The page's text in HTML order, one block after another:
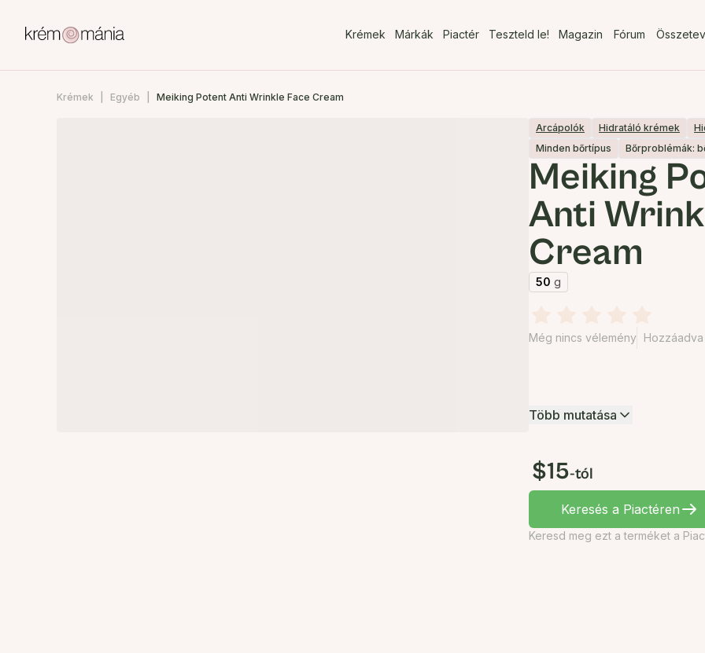
Krémek Márkák Piactér Teszteld le! Magazin Fórum
Krémek Egyéb Meiking Potent Anti Wrinkle Face Cream
Arcápolók Hidratáló krémek
Minden bőrtípus
Bőrproblémák:
Meiking
Anti
Cream
50 g
Még nincs vélemény Hozzáadva
Több mutatása
$15-tól
Keresés a Piactéren
Keresd meg ezt a terméket a